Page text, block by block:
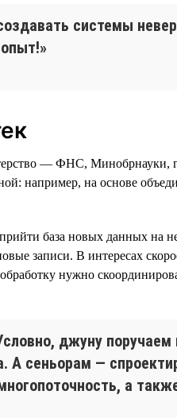
системы
— ФНС, Минобрнауки,
например, на основе
база новых данных на
записи. В интересах
нужно
джуну поручаем
А сеньорам —
а